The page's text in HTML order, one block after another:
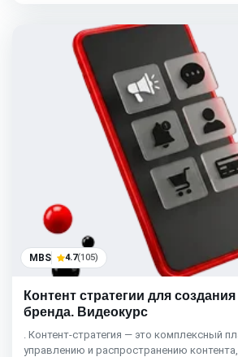
MBS 4.7(105)
Контент стратегии для
бренда. Видеокурс
. Контент-стратегия — это комплексный
управлению и распространению